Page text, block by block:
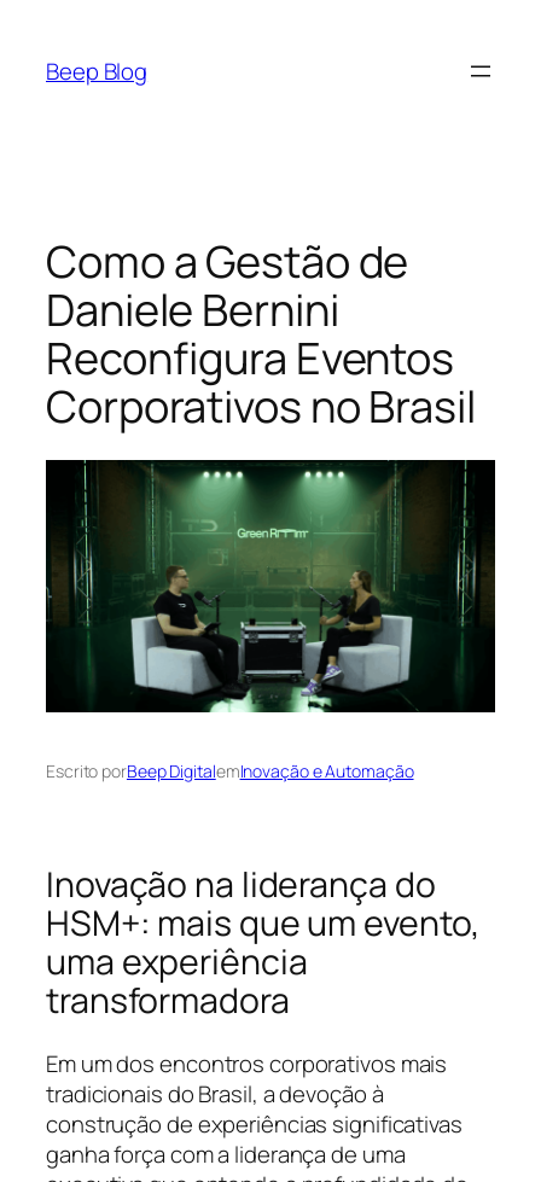
Beep Blog
Como a Gestão de
Daniele Bernini
Reconfigura Eventos
Corporativos no Brasil
Escrito porBeep DigitalemInovação e Automação
Inovação na liderança do
HSM+: mais que um evento,
uma experiência
transformadora
Em um dos encontros corporativos mais
tradicionais do Brasil, a devoção à
construção de experiências significativas
ganha força com a liderança de uma